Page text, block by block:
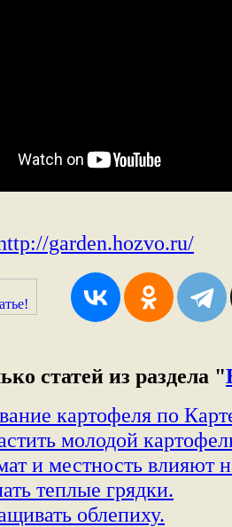
garden.hozvo.ru/
статей из раздела "
картофеля по
молодой
и местность влияют
теплые грядки.
облепиху.